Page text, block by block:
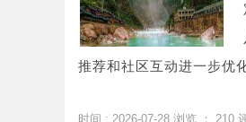
推荐和社区互动进一步优
时间 : 2026-07-28 浏览 ： 210